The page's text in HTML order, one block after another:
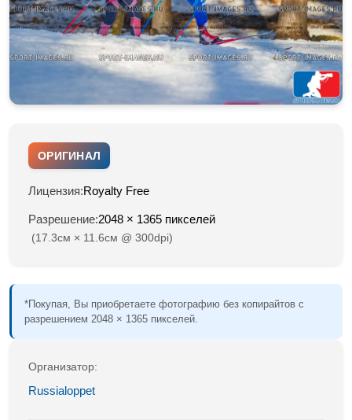
ОРИГИНАЛ
Лицензия:Royalty Free
Разрешение:2048 × 1365 пикселей
(17.3см × 11.6см @ 300dpi)
*Покупая, Вы приобретаете фотографию без копирайтов с
разрешением 2048 × 1365 пикселей.
Организатор:
Russialoppet